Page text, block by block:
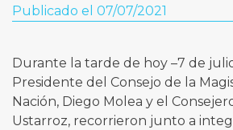
Publicado el 07/07/2021
Durante la tarde de hoy –7 de
Presidente del Consejo de la
Nación, Diego Molea y el
Ustarroz, recorrieron junto a